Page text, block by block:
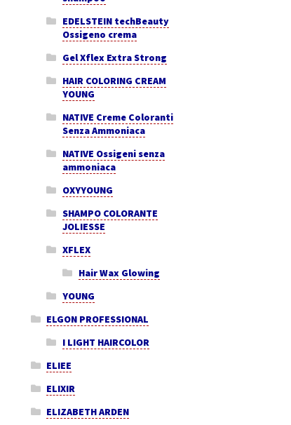
EDELSTEIN techBeauty
Ossigeno crema
Gel Xflex Extra Strong
HAIR COLORING CREAM
YOUNG
NATIVE Creme Coloranti
Senza Ammoniaca
NATIVE Ossigeni senza
ammoniaca
OXYYOUNG
SHAMPO COLORANTE
JOLIESSE
XFLEX
Hair Wax Glowing
YOUNG
ELGON PROFESSIONAL
I LIGHT HAIRCOLOR
ELIEE
ELIXIR
ELIZABETH ARDEN